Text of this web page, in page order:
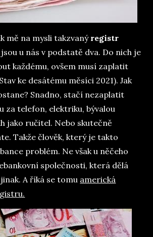
mě na mysli takzvaný registr
u nás v podstatě dva. Do nich je
každému, ovšem musí zaplatit
ke desátému měsíci 2021). Jak
Snadno, stačí nezaplatit
za telefon, elektriku, bývalou
jako ručitel. Nebo skutečně
Takže člověk, který je takto
problém. Ne však u něčeho
společnosti, která dělá
A říká se tomu americká